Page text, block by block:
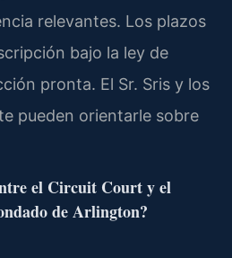
relevantes. Los plazos
bajo la ley de
pronta. El Sr. Sris y los
pueden orientarle sobre
el Circuit Court y el
de Arlington?